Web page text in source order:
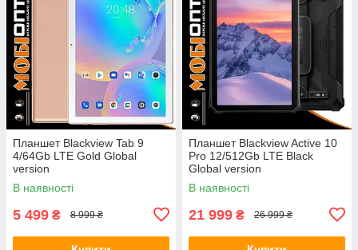
Планшет Blackview Tab 9
4/64Gb LTE Gold Global
version
В наявності
5 499 ₴ 8 999 ₴
Планшет Blackview Active 10
Pro 12/512Gb LTE Black
Global version
В наявності
21 999 ₴ 26 999 ₴